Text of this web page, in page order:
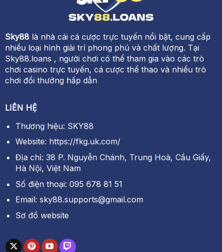
Sky88là nhà cái cá cược trực tuyến nổi bật, cung cấp
nhiều loại hình giải trí phong phú và chất lượng. Tại
Sky88.loans , người chơi có thể tham gia vào các trò
chơi casino trực tuyến, cá cược thể thao và nhiều trò
chơi đổi thưởng hấp dẫn
LIÊN HỆ
Thương hiệu: SKY88
Website: https://fkg.uk.com/
Địa chỉ: 38 P. Nguyễn Chánh, Trung Hoà, Cầu Giấy,
Hà Nội, Việt Nam
Số điện thoại: 095 678 81 51
Email: sky88.supports@gmail.com
Sơ đồ website